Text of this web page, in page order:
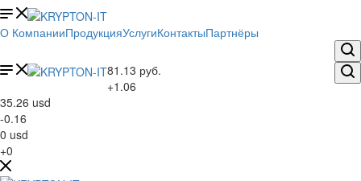
О КомпанииПродукцияУслугиКонтактыПартнёры
81.13 руб.
+1.06
35.26 usd
-0.16
0 usd
+0